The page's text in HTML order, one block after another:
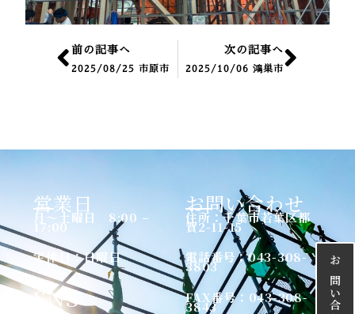
Prev
前の記事へ
2025/08/25 市原市
次の記事へ
2025/10/06 鴻巣市
営業日
月〜土曜日 8:00 –
17:00
定休日：日曜日
SNS
お問い合わせ
住所：千葉市若葉区都
賀2-11-15
電話番号：043-308-
3803
FAX番号：043-308-
3843